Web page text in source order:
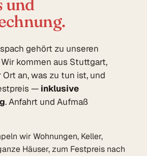
und
gehört zu unseren
kommen aus Stuttgart,
an, was zu tun ist, und
— inklusive
. Anfahrt und Aufmaß
wir Wohnungen, Keller,
Häuser, zum Festpreis nach